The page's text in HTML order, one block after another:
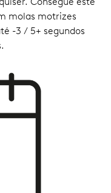
molas motrizes
-3 / 5+ segundos